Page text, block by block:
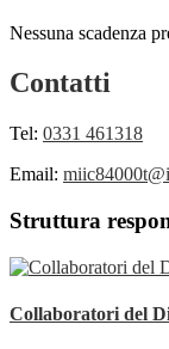
Nessuna scadenza
Contatti
Tel: 0331 461318
Email:
Struttura
Collaboratori del